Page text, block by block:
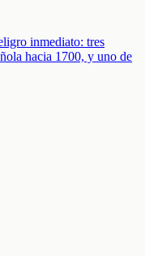
inmediato: tres
hacia 1700, y uno de